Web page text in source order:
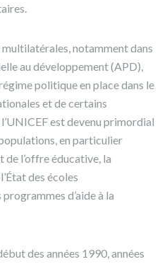
notamment dans
au développement (APD),
politique en place dans le
et de certains
est devenu primordial
en particulier
l’offre éducative, la
des écoles
d’aide à la
des années 1990, années